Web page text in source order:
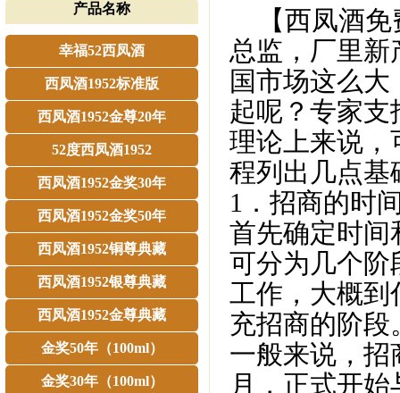
产品名称
幸福52西凤酒
西凤酒1952标准版
西凤酒1952金尊20年
52度西凤酒1952
西凤酒1952金奖30年
西凤酒1952金奖50年
西凤酒1952铜尊典藏
西凤酒1952银尊典藏
西凤酒1952金尊典藏
金奖50年（100ml）
金奖30年（100ml）
【西凤酒免
总监，厂里
国市场这么
起呢？ 专家支
理论上来说，
程列出几点基
1．招商的时
首先确定时间
可分为几个阶
工作，大概到
充招商
一般来说，
月，正式开